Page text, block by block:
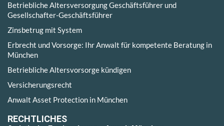
Betriebliche Altersversorgung Geschäftsführer und
Gesellschafter-Geschäftsführer
Zinsbetrug mit System
Erbrecht und Vorsorge: Ihr Anwalt für kompetente Beratung in
München
Betriebliche Altersvorsorge kündigen
Versicherungsrecht
Anwalt Asset Protection in München
RECHTLICHES